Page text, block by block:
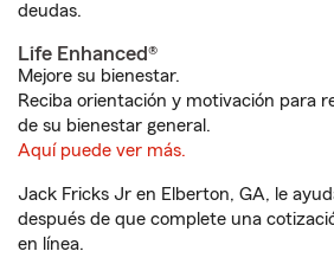
deudas.
Life Enhanced®
Mejore su bienestar.
Reciba orientación y motivación para
de su bienestar general.
Aquí puede ver más.
Jack Fricks Jr en Elberton, GA, le
después de que complete una
en línea.